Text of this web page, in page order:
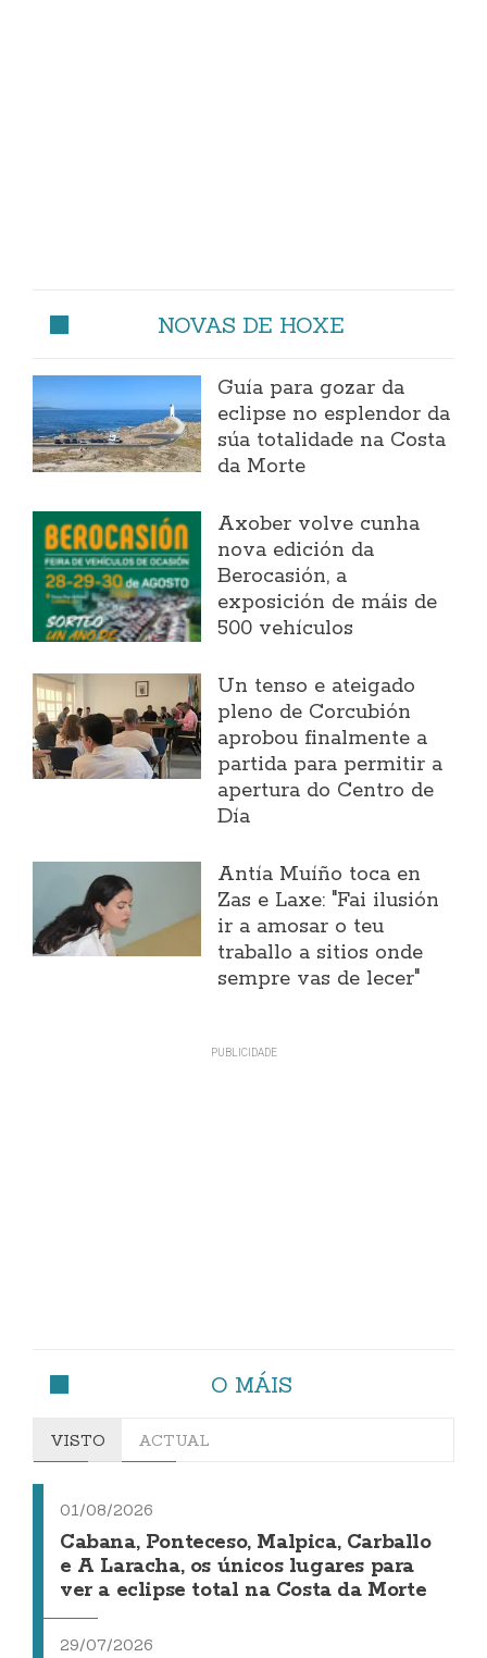
NOVAS DE HOXE
Guía para gozar da
eclipse no esplendor da
súa totalidade na Costa
da Morte
Axober volve cunha
nova edición da
Berocasión, a
exposición de máis de
500 vehículos
Un tenso e ateigado
pleno de Corcubión
aprobou finalmente a
partida para permitir a
apertura do Centro de
Día
Antía Muíño toca en
Zas e Laxe: "Fai ilusión
ir a amosar o teu
traballo a sitios onde
sempre vas de lecer"
O MÁIS
VISTO ACTUAL
01/08/2026
Cabana, Ponteceso, Malpica, Carballo
e A Laracha, os únicos lugares para
ver a eclipse total na Costa da Morte
29/07/2026